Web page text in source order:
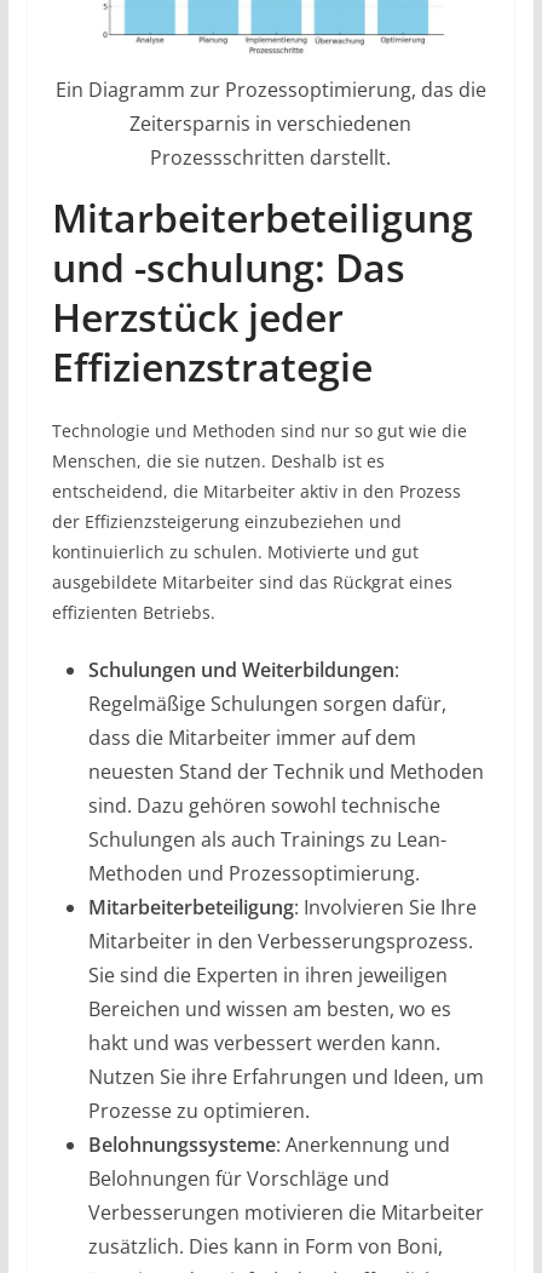
Ein Diagramm zur Prozessoptimierung, das die
Zeitersparnis in verschiedenen
Prozessschritten darstellt.
Mitarbeiterbeteiligung
und -schulung: Das
Herzstück jeder
Effizienzstrategie
Technologie und Methoden sind nur so gut wie die
Menschen, die sie nutzen. Deshalb ist es
entscheidend, die Mitarbeiter aktiv in den Prozess
der Effizienzsteigerung einzubeziehen und
kontinuierlich zu schulen. Motivierte und gut
ausgebildete Mitarbeiter sind das Rückgrat eines
effizienten Betriebs.
Schulungen und Weiterbildungen:
Regelmäßige Schulungen sorgen dafür,
dass die Mitarbeiter immer auf dem
neuesten Stand der Technik und Methoden
sind. Dazu gehören sowohl technische
Schulungen als auch Trainings zu Lean-
Methoden und Prozessoptimierung.
Mitarbeiterbeteiligung: Involvieren Sie Ihre
Mitarbeiter in den Verbesserungsprozess.
Sie sind die Experten in ihren jeweiligen
Bereichen und wissen am besten, wo es
hakt und was verbessert werden kann.
Nutzen Sie ihre Erfahrungen und Ideen, um
Prozesse zu optimieren.
Belohnungssysteme: Anerkennung und
Belohnungen für Vorschläge und
Verbesserungen motivieren die Mitarbeiter
zusätzlich. Dies kann in Form von Boni,